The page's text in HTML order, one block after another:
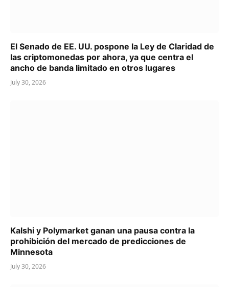
El Senado de EE. UU. pospone la Ley de Claridad de
las criptomonedas por ahora, ya que centra el
ancho de banda limitado en otros lugares
July 30, 2026
Kalshi y Polymarket ganan una pausa contra la
prohibición del mercado de predicciones de
Minnesota
July 30, 2026